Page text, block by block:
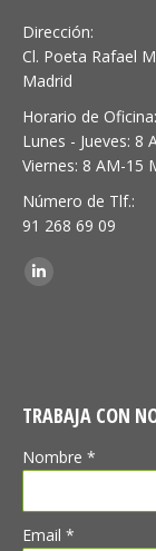
Dirección:
Cl. Poeta Rafael
Madrid
Horario de Oficina:
Lunes - Jueves: 8
Viernes: 8 AM-15
Número de Tlf.:
91 268 69 09
Encuéntranos en:
Linkedin
TRABAJA CON
Nombre *
Email *